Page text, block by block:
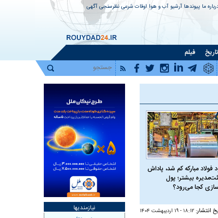
ما پیوندها آرشیو آب و هوا اوقات شرعی نظرسنجی آگهی
تاریخ فیلم
فولاد مبارکه کم شد، پاداش
بیشتر؛ پول
کجا می‌رود؟
انتشار: ۱۸:۱۲ - ۱۹ ارديبهشت ۱۴۰۴ نیازمندیها